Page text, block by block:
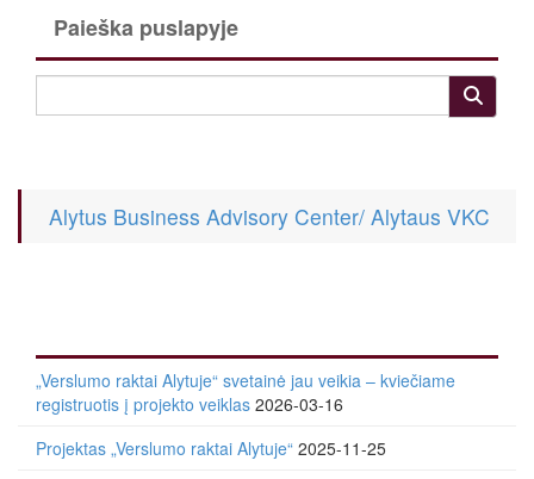
Paieška puslapyje
Alytus Business Advisory Center/ Alytaus VKC
„Verslumo raktai Alytuje“ svetainė jau veikia – kviečiame
registruotis į projekto veiklas 2026-03-16
Projektas „Verslumo raktai Alytuje“ 2025-11-25